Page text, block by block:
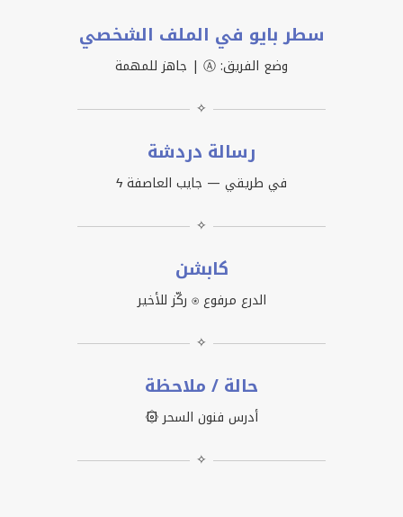
سطر بايو في الملف الشخصي
وضع الفريق: Ⓐ | جاهز للمهمة
✧
رسالة دردشة
في طريقي — جايب العاصفة ϟ
✧
كابشن
الدرع مرفوع ⍟ ركّز للأخير
✧
حالة / ملاحظة
أدرس فنون السحر ۞
✧